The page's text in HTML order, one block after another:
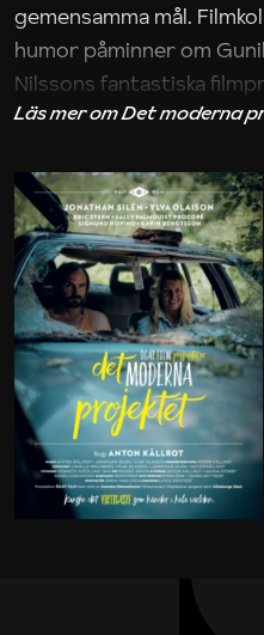
gemensamma mål.
humor påminner om
Nilssons fantastiska
iakttagelser om hur svårt
Maja Kekonius